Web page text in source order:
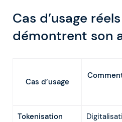
Cas d’usage
démontrent son
Cas d’usage
Tokenisation